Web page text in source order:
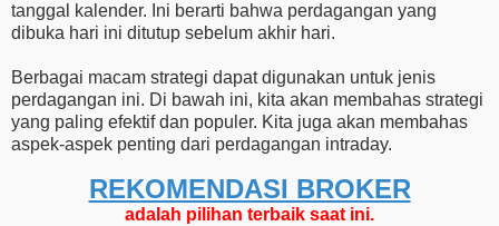
tanggal kalender. Ini berarti bahwa perdagangan yang
dibuka hari ini ditutup sebelum akhir hari.
Berbagai macam strategi dapat digunakan untuk jenis
perdagangan ini. Di bawah ini, kita akan membahas strategi
yang paling efektif dan populer. Kita juga akan membahas
aspek-aspek penting dari perdagangan intraday.
REKOMENDASI ​​BROKER
adalah pilihan terbaik saat ini.